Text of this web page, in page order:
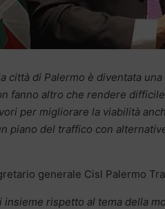
città di Palermo è diventata
fanno altro che rendere
per migliorare la viabilità
piano del traffico con
generale Cisl Palermo
insieme rispetto al tema della